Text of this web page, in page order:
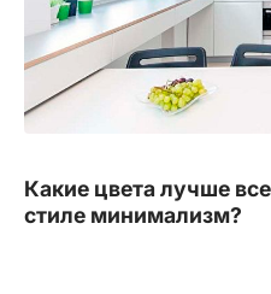
Какие цвета лучше
стиле минимализм?